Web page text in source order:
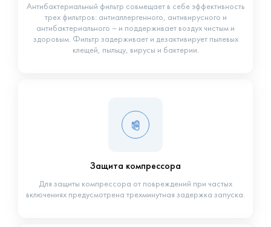
Антибактериальный фильтр совмещает в себе эффективность
трех фильтров: антиаллергенного, антивирусного и
антибактериального – и поддерживает воздух чистым и
здоровым. Фильтр задерживает и дезактивирует пылевых
клещей, пыльцу, вирусы и бактерии.
Защита компрессора
Для защиты компрессора от повреждений при частых
включениях предусмотрена трехминутная задержка запуска.